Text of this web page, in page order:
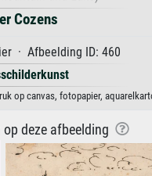
Cozens
· Afbeelding ID: 460
op canvas, fotopapier,
deze afbeelding